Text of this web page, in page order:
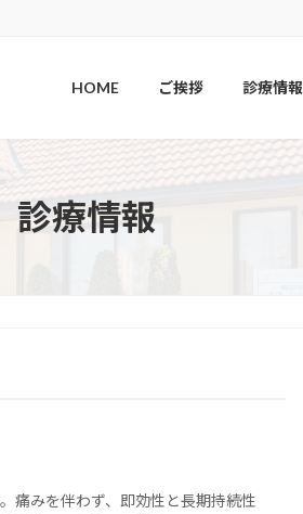
HOME ご挨拶 診療情報
診療情報
痛みを伴わず、即効性と長期持続性